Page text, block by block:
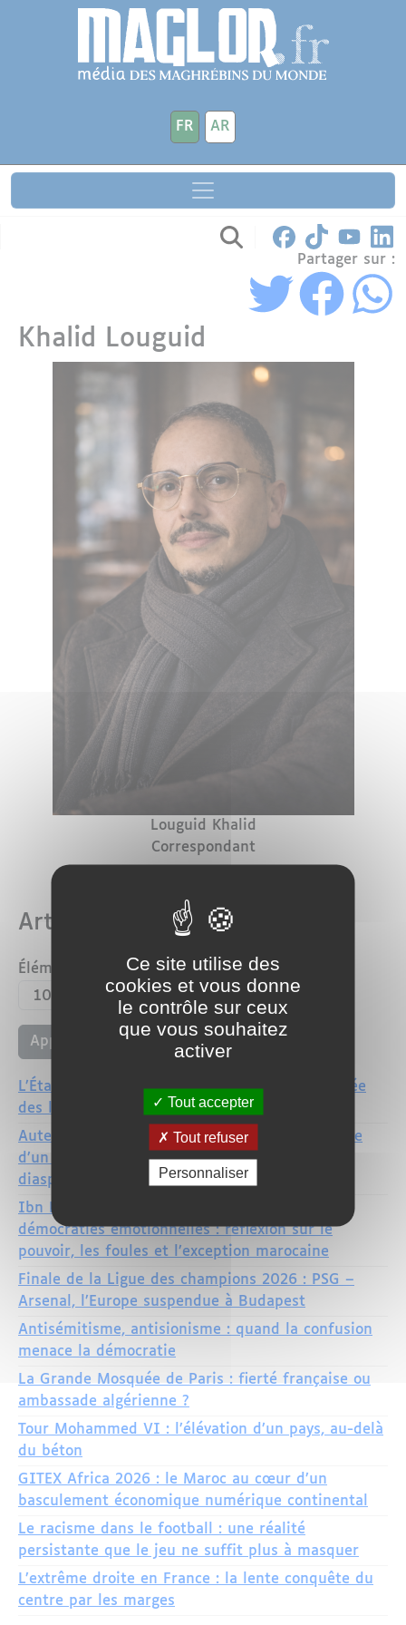
Aller au contenu principal
FR AR
Partager sur :
Khalid Louguid
Nom
Louguid Prénom
Khalid
Correspondant
Articles de l’utilisateur
Éléments par page
L’État : rempart contre le chaos ou cage raffinée
des libertés ?
Auteurs et artistes franco-marocains : l’urgence
d’un véritable statut pour les créateurs de la
diaspora
Ibn Khaldoun, Socrate et le danger des
démocraties émotionnelles : réflexion sur le
pouvoir, les foules et l’exception marocaine
Finale de la Ligue des champions 2026 : PSG –
Arsenal, l’Europe suspendue à Budapest
Antisémitisme, antisionisme : quand la confusion
menace la démocratie
La Grande Mosquée de Paris : fierté française ou
ambassade algérienne ?
Tour Mohammed VI : l’élévation d’un pays, au-delà
du béton
GITEX Africa 2026 : le Maroc au cœur d’un
basculement économique numérique continental
Le racisme dans le football : une réalité
persistante que le jeu ne suffit plus à masquer
L’extrême droite en France : la lente conquête du
centre par les marges
Panneau de gestion des cookies
Ce site utilise des
cookies et vous donne
le contrôle sur ceux
que vous souhaitez
activer
Tout accepter
Tout refuser
Personnaliser